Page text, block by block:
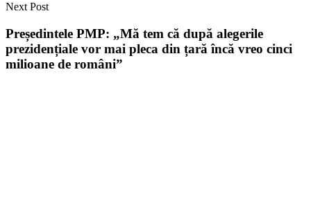
Next Post
Președintele PMP: „Mă tem că după alegerile
prezidențiale vor mai pleca din țară încă vreo cinci
milioane de români”